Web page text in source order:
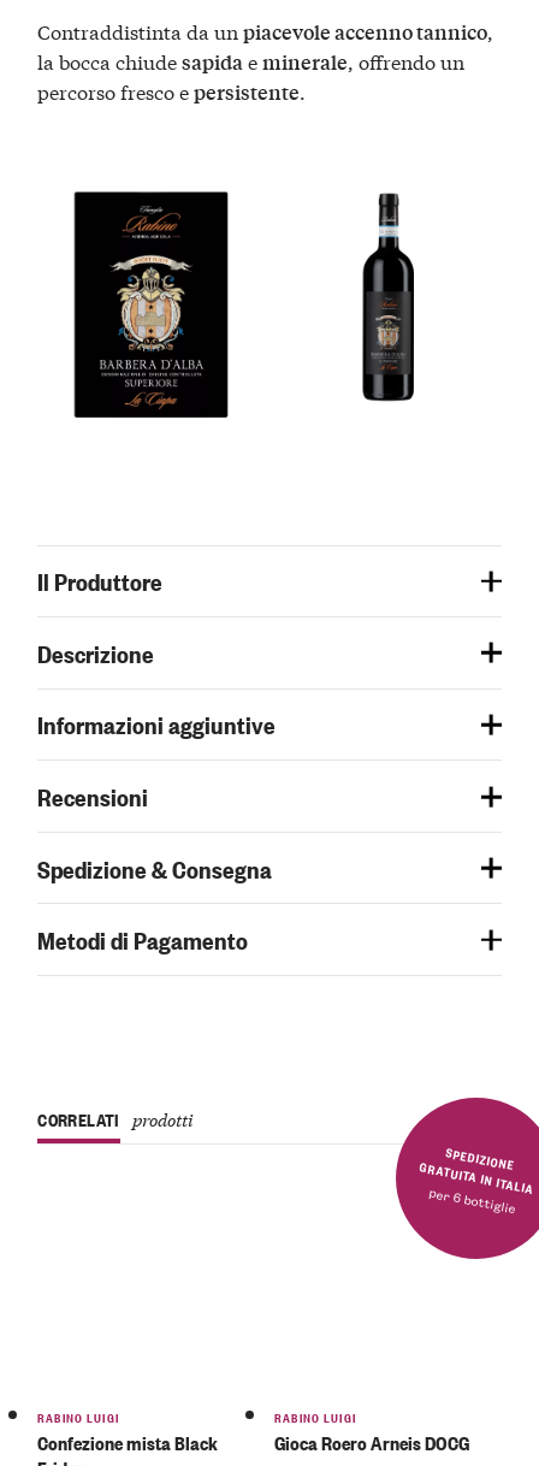
Contraddistinta da unpiacevole accenno tannico
la bocca chiudesapida eminerale , offrendo un
percorso fresco epersistente
Il Produttore
Descrizione
Informazioni aggiuntive
Recensioni
Spedizione & Consegna
Metodi di Pagamento
SPEDIZIONE GRATUITA IN ITALIA
per 6 bottiglie
CORRELATI prodotti
RABINO LUIGI
Confezione mista Black
RABINO LUIGI
Gioca Roero Arneis DOCG